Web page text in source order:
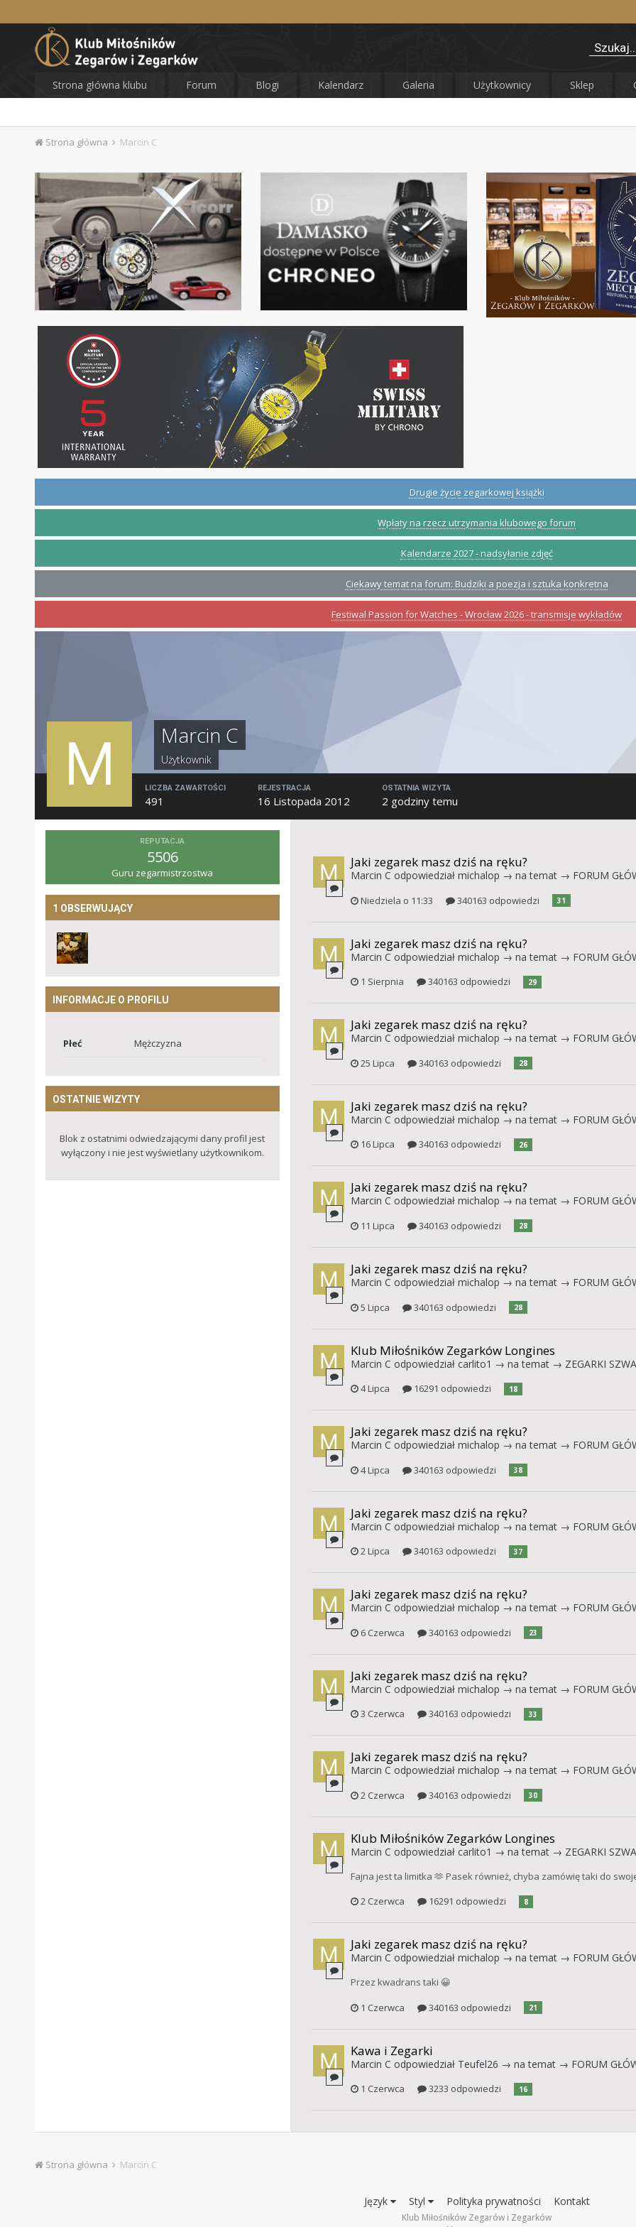
Strona główna klubu Forum Blogi Kalendarz Galeria Użytkownicy Sklep
Strona główna Marcin C
Drugie życie zegarkowej książki
Wpłaty na rzecz utrzymania klubowego forum
Kalendarze 2027 - nadsyłanie zdjęć
Ciekawy temat na forum: Budziki a poezja i sztuka konkretna
Festiwal Passion for Watches - Wrocław 2026 - transmisje wykładów
Marcin C
Użytkownik
LICZBA ZAWARTOŚCI
491
REJESTRACJA
16 Listopada 2012
OSTATNIA WIZYTA
2 godziny temu
REPUTACJA
5506
Guru zegarmistrzostwa
1 OBSERWUJĄCY
INFORMACJE O PROFILU
Płeć Mężczyzna
OSTATNIE WIZYTY
Blok z ostatnimi odwiedzającymi dany profil jest
wyłączony i nie jest wyświetlany użytkownikom.
Jaki zegarek masz dziś na ręku?
Marcin C odpowiedział michalop → na temat → FORUM
Niedziela o 11:33 340163 odpowiedzi 31
Jaki zegarek masz dziś na ręku?
Marcin C odpowiedział michalop → na temat → FORUM
1 Sierpnia 340163 odpowiedzi 29
Jaki zegarek masz dziś na ręku?
Marcin C odpowiedział michalop → na temat → FORUM
25 Lipca 340163 odpowiedzi 28
Jaki zegarek masz dziś na ręku?
Marcin C odpowiedział michalop → na temat → FORUM
16 Lipca 340163 odpowiedzi 26
Jaki zegarek masz dziś na ręku?
Marcin C odpowiedział michalop → na temat → FORUM
11 Lipca 340163 odpowiedzi 28
Jaki zegarek masz dziś na ręku?
Marcin C odpowiedział michalop → na temat → FORUM
5 Lipca 340163 odpowiedzi 28
Klub Miłośników Zegarków Longines
Marcin C odpowiedział carlito1 → na temat → ZEGARKI
4 Lipca 16291 odpowiedzi 18
Jaki zegarek masz dziś na ręku?
Marcin C odpowiedział michalop → na temat → FORUM
4 Lipca 340163 odpowiedzi 38
Jaki zegarek masz dziś na ręku?
Marcin C odpowiedział michalop → na temat → FORUM
2 Lipca 340163 odpowiedzi 37
Jaki zegarek masz dziś na ręku?
Marcin C odpowiedział michalop → na temat → FORUM
6 Czerwca 340163 odpowiedzi 23
Jaki zegarek masz dziś na ręku?
Marcin C odpowiedział michalop → na temat → FORUM
3 Czerwca 340163 odpowiedzi 33
Jaki zegarek masz dziś na ręku?
Marcin C odpowiedział michalop → na temat → FORUM
2 Czerwca 340163 odpowiedzi 30
Klub Miłośników Zegarków Longines
Marcin C odpowiedział carlito1 → na temat → ZEGARKI
Fajna jest ta limitka 🫶 Pasek również, chyba zamówię taki do
2 Czerwca
16291 odpowiedzi 8
Jaki zegarek masz dziś na ręku?
Marcin C odpowiedział michalop → na temat → FORUM
Przez kwadrans taki 😀
1 Czerwca
340163 odpowiedzi 21
Kawa i Zegarki
Marcin C odpowiedział Teufel26 → na temat → FORUM
1 Czerwca 3233 odpowiedzi 16
Strona główna Marcin C
Język Styl Polityka prywatności Kontakt
Klub Miłośników Zegarów i Zegarków